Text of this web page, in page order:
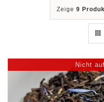
Zeige 9
Nicht